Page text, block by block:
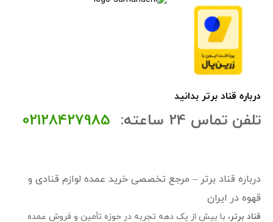
درباره قناد برتر بدانید
تلفن تماس 24 ساعته: 02128427985
درباره قناد برتر – مرجع تخصصی خرید عمده لوازم قنادی و
قهوه در ایران
قناد برتر، با بیش از یک دهه تجربه در حوزه تأمین و فروش عمده